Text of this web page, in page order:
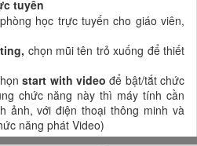
tuyến
học trực tuyến cho giáo viên,
chọn mũi tên trỏ xuống để thiết
start with video để bật/tắt chức
chức năng này thì máy tính cần
ảnh, với điện thoại thông minh và
năng phát Video)